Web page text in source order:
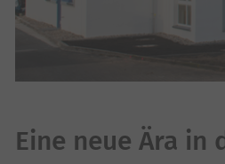
Eine neue Ära in